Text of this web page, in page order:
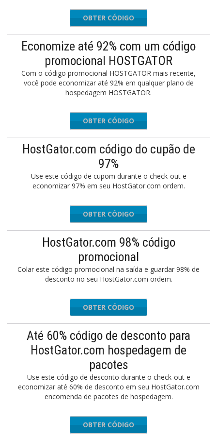
ODBOOK8
OBTER CÓDIGO
Economize até 92% com um código
promocional HOSTGATOR
Com o código promocional HOSTGATOR mais recente,
você pode economizar até 92% em qualquer plano de
hospedagem HOSTGATOR.
EAR2022
OBTER CÓDIGO
HostGator.com código do cupão de
97%
Use este código de cupom durante o check-out e
economizar 97% em seu HostGator.com ordem.
FGATORR
OBTER CÓDIGO
HostGator.com 98% código
promocional
Colar este código promocional na saída e guardar 98% de
desconto no seu HostGator.com ordem.
USIVE98
OBTER CÓDIGO
Até 60% código de desconto para
HostGator.com hospedagem de
pacotes
Use este código de desconto durante o check-out e
economizar até 60% de desconto em seu HostGator.com
encomenda de pacotes de hospedagem.
GIVING
OBTER CÓDIGO